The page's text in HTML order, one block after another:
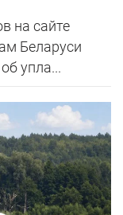
на сайте
Беларуси
упла...